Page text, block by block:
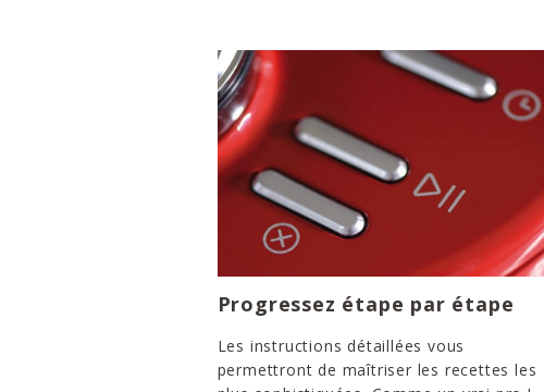
Progressez étape par étape
Les instructions détaillées vous
permettront de maîtriser les recettes les